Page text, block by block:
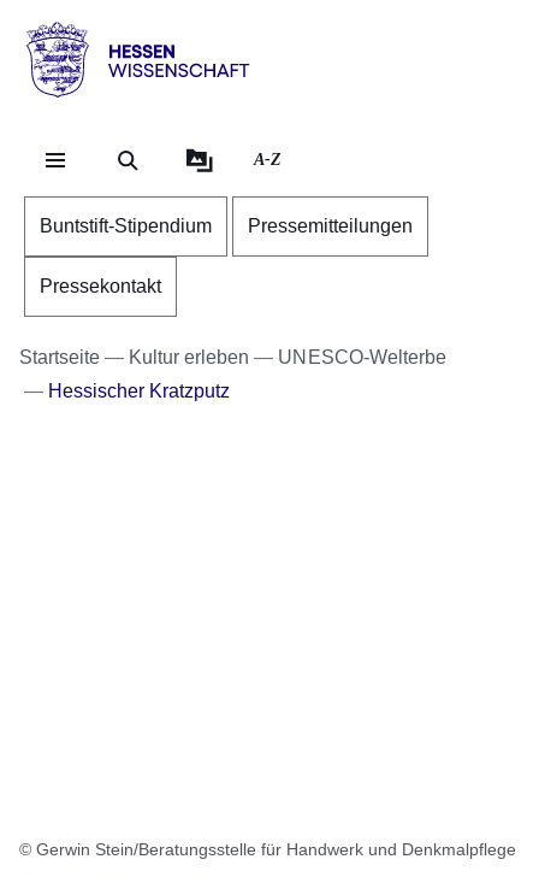
Hessen
Wissenschaft
A-Z
Buntstift-Stipendium Pressemitteilungen
Pressekontakt
Startseite Kultur erleben
UNESCO-Welterbe
Hessischer Kratzputz
© Gerwin Stein/Beratungsstelle für Handwerk und Denkmalpflege